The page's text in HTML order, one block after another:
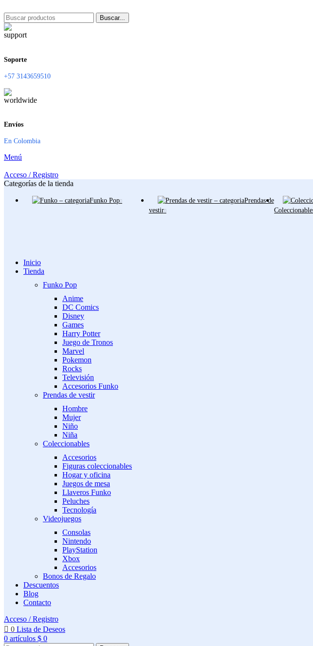
Buscar...
Soporte
+57 3143659510
Envíos
En Colombia
Menú
Acceso / Registro
Categorías de la tienda
Funko Pop
Prendas de
vestir
Inicio
Tienda
Funko Pop
Anime
DC Comics
Disney
Games
Harry Potter
Juego de Tronos
Marvel
Pokemon
Rocks
Televisión
Accesorios Funko
Prendas de vestir
Hombre
Mujer
Niño
Niña
Coleccionables
Accesorios
Figuras coleccionables
Hogar y oficina
Juegos de mesa
Llaveros Funko
Peluches
Tecnología
Videojuegos
Consolas
Nintendo
PlayStation
Xbox
Accesorios
Bonos de Regalo
Descuentos
Blog
Contacto
Acceso / Registro
0 Lista de Deseos
0 artículos $ 0